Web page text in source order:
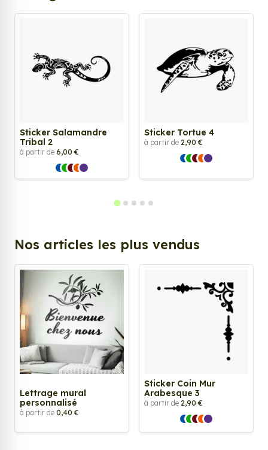
Sticker Salamandre
Tribal 2
à partir de 6,00 €
Sticker Tortue 4
à partir de 2,90 €
Nos articles les plus vendus
Lettrage mural
personnalisé
à partir de 0,40 €
Sticker Coin Mur
Arabesque 3
à partir de 2,90 €